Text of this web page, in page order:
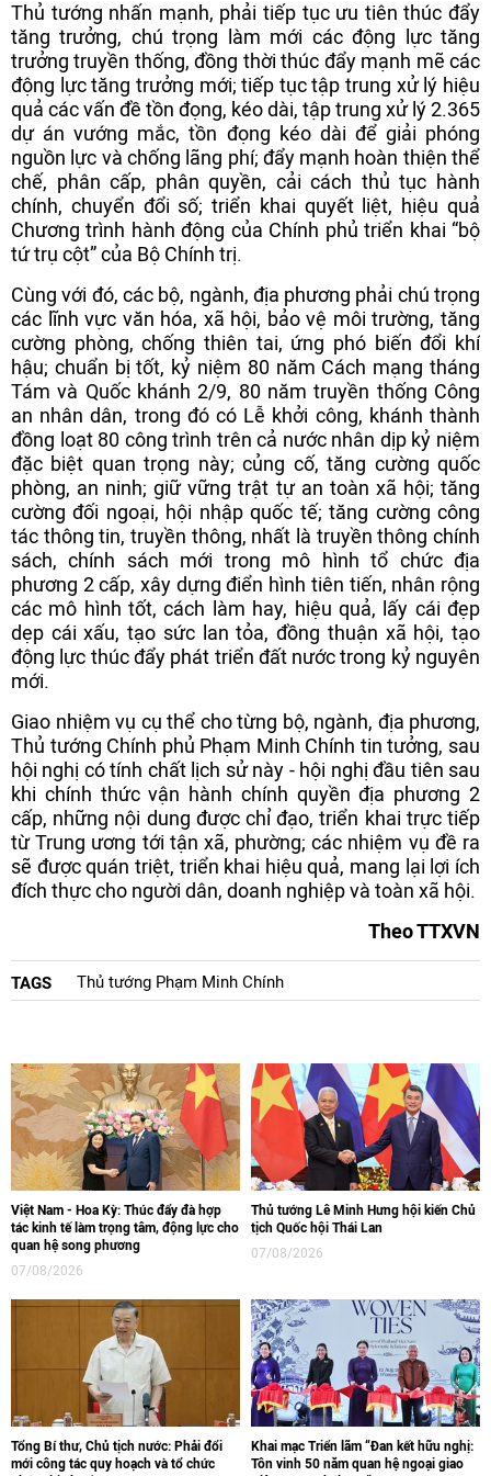
Thủ tướng nhấn mạnh, phải tiếp tục ưu tiên thúc đẩy
tăng trưởng, chú trọng làm mới các động lực tăng
trưởng truyền thống, đồng thời thúc đẩy mạnh mẽ các
động lực tăng trưởng mới; tiếp tục tập trung xử lý hiệu
quả các vấn đề tồn đọng, kéo dài, tập trung xử lý 2.365
dự án vướng mắc, tồn đọng kéo dài để giải phóng
nguồn lực và chống lãng phí; đẩy mạnh hoàn thiện thể
chế, phân cấp, phân quyền, cải cách thủ tục hành
chính, chuyển đổi số; triển khai quyết liệt, hiệu quả
Chương trình hành động của Chính phủ triển khai “bộ
tứ trụ cột” của Bộ Chính trị.
Cùng với đó, các bộ, ngành, địa phương phải chú trọng
các lĩnh vực văn hóa, xã hội, bảo vệ môi trường, tăng
cường phòng, chống thiên tai, ứng phó biến đổi khí
hậu; chuẩn bị tốt, kỷ niệm 80 năm Cách mạng tháng
Tám và Quốc khánh 2/9, 80 năm truyền thống Công
an nhân dân, trong đó có Lễ khởi công, khánh thành
đồng loạt 80 công trình trên cả nước nhân dịp kỷ niệm
đặc biệt quan trọng này; củng cố, tăng cường quốc
phòng, an ninh; giữ vững trật tự an toàn xã hội; tăng
cường đối ngoại, hội nhập quốc tế; tăng cường công
tác thông tin, truyền thông, nhất là truyền thông chính
sách, chính sách mới trong mô hình tổ chức địa
phương 2 cấp, xây dựng điển hình tiên tiến, nhân rộng
các mô hình tốt, cách làm hay, hiệu quả, lấy cái đẹp
dẹp cái xấu, tạo sức lan tỏa, đồng thuận xã hội, tạo
động lực thúc đẩy phát triển đất nước trong kỷ nguyên
mới.
Giao nhiệm vụ cụ thể cho từng bộ, ngành, địa phương,
Thủ tướng Chính phủ Phạm Minh Chính tin tưởng, sau
hội nghị có tính chất lịch sử này - hội nghị đầu tiên sau
khi chính thức vận hành chính quyền địa phương 2
cấp, những nội dung được chỉ đạo, triển khai trực tiếp
từ Trung ương tới tận xã, phường; các nhiệm vụ đề ra
sẽ được quán triệt, triển khai hiệu quả, mang lại lợi ích
đích thực cho người dân, doanh nghiệp và toàn xã hội.
Theo TTXVN
TAGS Thủ tướng Phạm Minh Chính
Việt Nam - Hoa Kỳ: Thúc đẩy đà hợp
tác kinh tế làm trọng tâm, động lực cho
quan hệ song phương
07/08/2026
Thủ tướng Lê Minh Hưng hội kiến Chủ
tịch Quốc hội Thái Lan
07/08/2026
Tổng Bí thư, Chủ tịch nước: Phải đổi
mới công tác quy hoạch và tổ chức
Khai mạc Triển lãm “Đan kết hữu nghị:
Tôn vinh 50 năm quan hệ ngoại giao